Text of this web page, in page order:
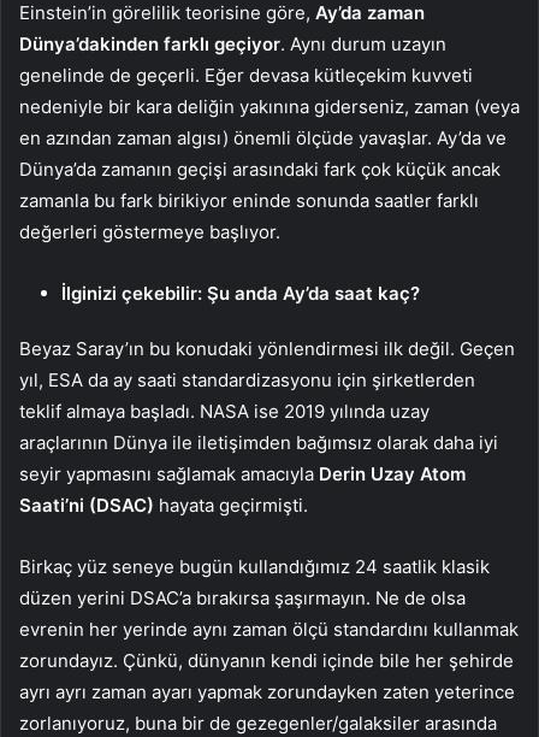
Einstein’in görelilik teorisine göre, Ay’da zaman
Dünya’dakinden farklı geçiyor. Aynı durum uzayın
genelinde de geçerli. Eğer devasa kütleçekim kuvveti
nedeniyle bir kara deliğin yakınına giderseniz, zaman (veya
en azından zaman algısı) önemli ölçüde yavaşlar. Ay’da ve
Dünya’da zamanın geçişi arasındaki fark çok küçük ancak
zamanla bu fark birikiyor eninde sonunda saatler farklı
değerleri göstermeye başlıyor.
İlginizi çekebilir: Şu anda Ay’da saat kaç?
Beyaz Saray’ın bu konudaki yönlendirmesi ilk değil. Geçen
yıl, ESA da ay saati standardizasyonu için şirketlerden
teklif almaya başladı. NASA ise 2019 yılında uzay
araçlarının Dünya ile iletişimden bağımsız olarak daha iyi
seyir yapmasını sağlamak amacıyla Derin Uzay Atom
Saati’ni (DSAC) hayata geçirmişti.
Birkaç yüz seneye bugün kullandığımız 24 saatlik klasik
düzen yerini DSAC’a bırakırsa şaşırmayın. Ne de olsa
evrenin her yerinde aynı zaman ölçü standardını kullanmak
zorundayız. Çünkü, dünyanın kendi içinde bile her şehirde
ayrı ayrı zaman ayarı yapmak zorundayken zaten yeterince
zorlanıyoruz, buna bir de gezegenler/galaksiler arasında